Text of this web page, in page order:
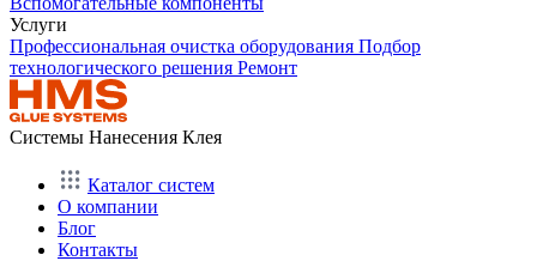
Услуги
Профессиональная очистка оборудования Подбор
технологического решения Ремонт
Системы Нанесения Клея
Каталог систем
О компании
Блог
Контакты